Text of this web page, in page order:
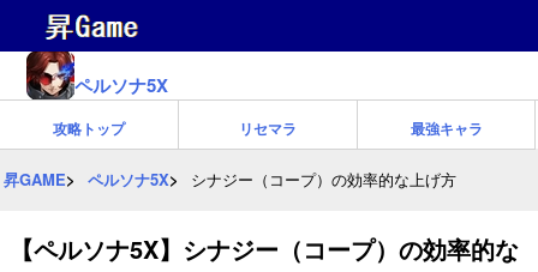
ペルソナ5X
攻略トップ リセマラ 最強キャラ
昇GAME ペルソナ5X シナジー（コープ）の効率的な上げ方
【ペルソナ5X】シナジー（コープ）の効率的な